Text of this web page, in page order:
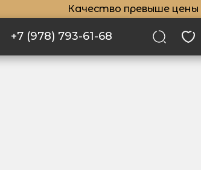
Качество превыше цены
+7 (978) 793-61-68